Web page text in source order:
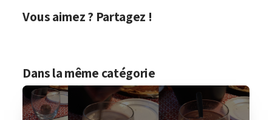
Vous aimez ? Partagez !
Dans la même catégorie